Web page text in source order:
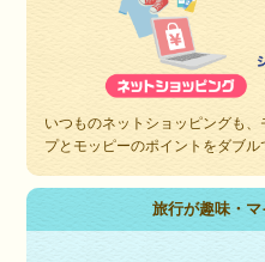
いつものネットショッピングも
プとモッピーのポイントをダブル
旅行が趣味・